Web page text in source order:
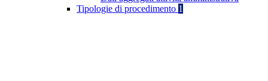
Tipologie di procedimento 1